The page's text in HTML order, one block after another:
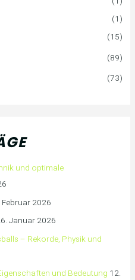
(1)
(15)
(89)
(73)
und optimale
Februar 2026
Januar 2026
– Rekorde, Physik und
und Bedeutung 12.